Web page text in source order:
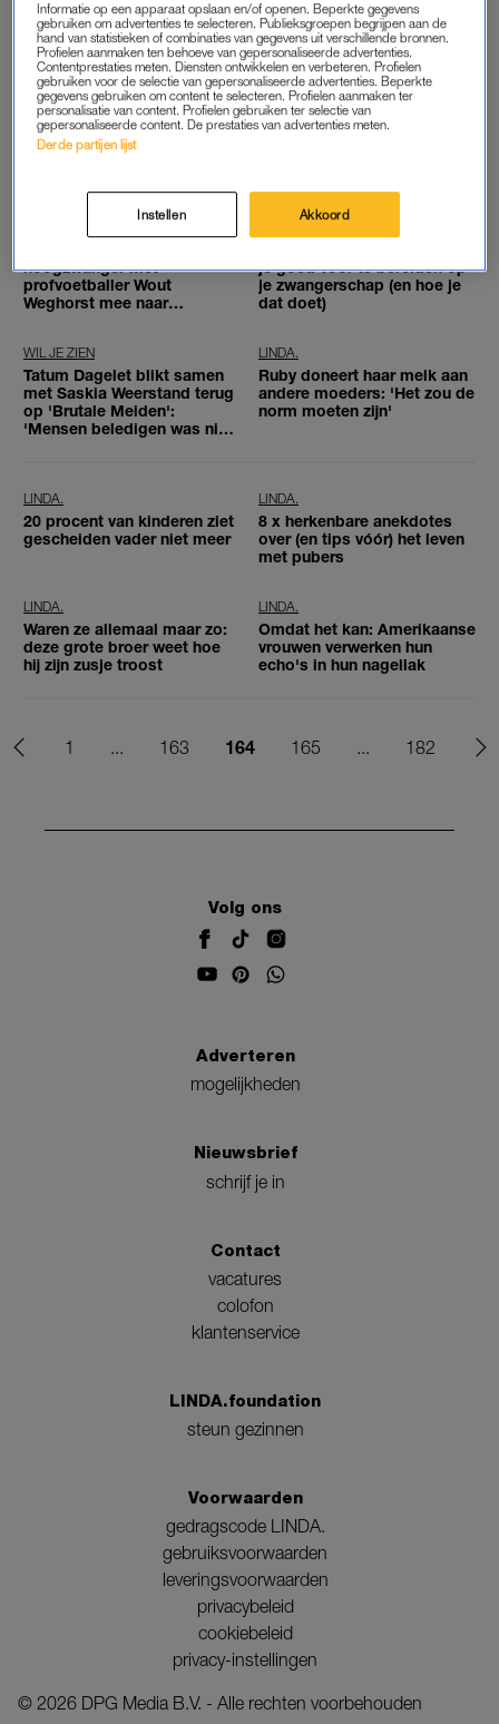
niemand kwam naar zijn
feestje
kinderen gewond
ADVERTORIAL
Amaya zat vast op Madeira
door noodweer: 'We zaten
op de grond tussen
honderden gestrande
LINDA.
Eigenaar Vlaamse brasserie
is het spuugzat en laat geen
hoogzwanger met
profvoetballer Wout
Weghorst mee naar
je goed voor te bereiden op
je zwangerschap (en hoe je
dat doet)
WIL JE ZIEN
Tatum Dagelet blikt samen
met Saskia Weerstand terug
op 'Brutale Meiden':
'Mensen beledigen was niet
LINDA.
Ruby doneert haar melk aan
andere moeders: 'Het zou de
norm moeten zijn'
LINDA.
20 procent van kinderen ziet
gescheiden vader niet meer
LINDA.
8 x herkenbare anekdotes
over (en tips vóór) het leven
met pubers
LINDA.
Waren ze allemaal maar zo:
deze grote broer weet hoe
hij zijn zusje troost
LINDA.
Omdat het kan: Amerikaanse
vrouwen verwerken hun
echo's in hun nagellak
1 ... 163 164 165 ... 182
Volg ons
Adverteren
mogelijkheden
Nieuwsbrief
schrijf je in
Contact
vacatures
colofon
klantenservice
LINDA.foundation
steun gezinnen
Voorwaarden
gedragscode LINDA.
gebruiksvoorwaarden
leveringsvoorwaarden
privacybeleid
cookiebeleid
privacy-instellingen
© 2026 DPG Media B.V. - Alle rechten voorbehouden
Informatie op een apparaat opslaan en/of openen. Beperkte gegevens
gebruiken om advertenties te selecteren. Publieksgroepen begrijpen aan de
hand van statistieken of combinaties van gegevens uit verschillende bronnen.
Profielen aanmaken ten behoeve van gepersonaliseerde advertenties.
Contentprestaties meten. Diensten ontwikkelen en verbeteren. Profielen
gebruiken voor de selectie van gepersonaliseerde advertenties. Beperkte
gegevens gebruiken om content te selecteren. Profielen aanmaken ter
personalisatie van content. Profielen gebruiken ter selectie van
gepersonaliseerde content. De prestaties van advertenties meten.
Derde partijen lijst
Instellen Akkoord